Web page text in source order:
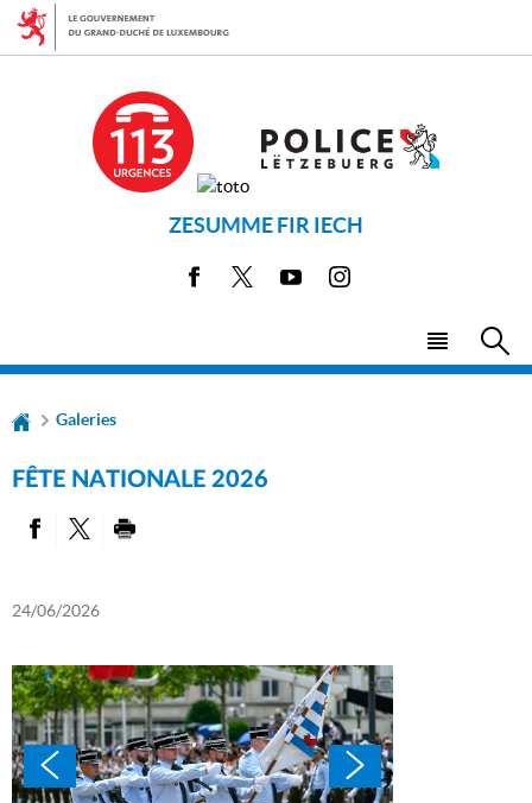
Aller
Aller
ZESUMME FIR IECH
Facebook YoutubeInstagram
Menu
Galeries
FÊTE NATIONALE 2026
24/06/2026